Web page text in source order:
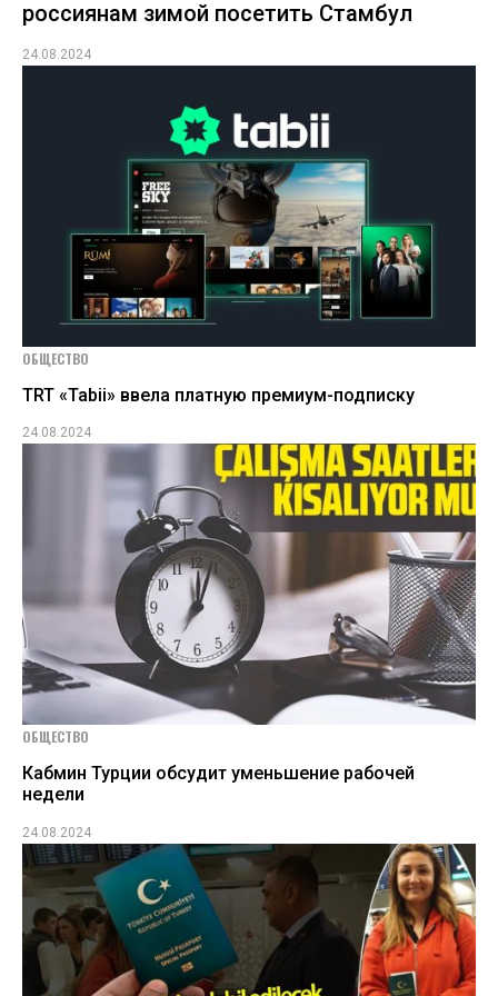
россиянам зимой посетить Стамбул
24.08.2024
ОБЩЕСТВО
TRT «Tabii» ввела платную премиум-подписку
24.08.2024
ОБЩЕСТВО
Кабмин Турции обсудит уменьшение рабочей
недели
24.08.2024